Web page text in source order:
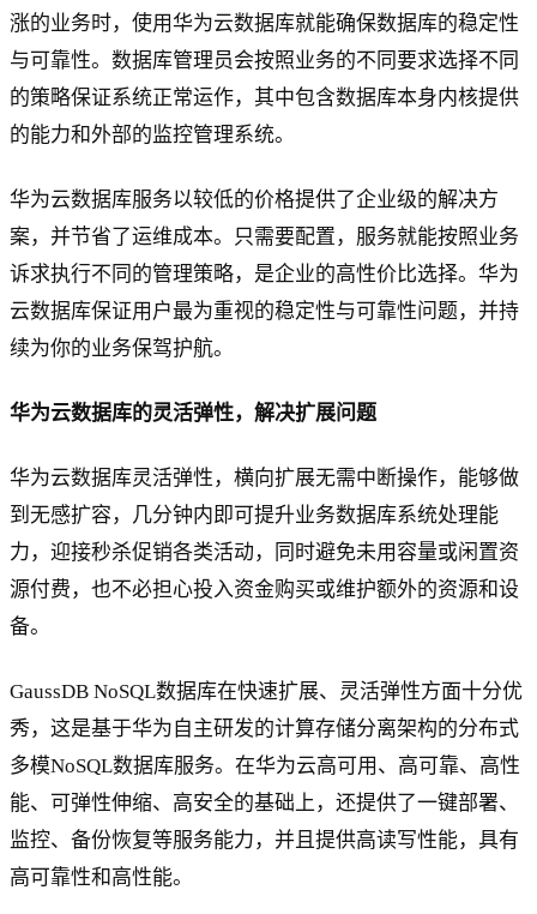
涨的业务时，使用华为云数据库就能确保数据库的稳定性
与可靠性。数据库管理员会按照业务的不同要求选择不同
的策略保证系统正常运作，其中包含数据库本身内核提供
的能力和外部的监控管理系统。
华为云数据库服务以较低的价格提供了企业级的解决方
案，并节省了运维成本。只需要配置，服务就能按照业务
诉求执行不同的管理策略，是企业的高性价比选择。华为
云数据库保证用户最为重视的稳定性与可靠性问题，并持
续为你的业务保驾护航。
华为云数据库的灵活弹性，解决扩展问题
华为云数据库灵活弹性，横向扩展无需中断操作，能够做
到无感扩容，几分钟内即可提升业务数据库系统处理能
力，迎接秒杀促销各类活动，同时避免未用容量或闲置资
源付费，也不必担心投入资金购买或维护额外的资源和设
备。
GaussDB NoSQL数据库在快速扩展、灵活弹性方面十分优
秀，这是基于华为自主研发的计算存储分离架构的分布式
多模NoSQL数据库服务。在华为云高可用、高可靠、高性
能、可弹性伸缩、高安全的基础上，还提供了一键部署、
监控、备份恢复等服务能力，并且提供高读写性能，具有
高可靠性和高性能。